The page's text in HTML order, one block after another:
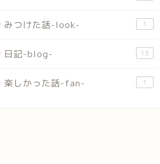
みつけた話-look- 1
日記-blog- 13
楽しかった話-fan- 1